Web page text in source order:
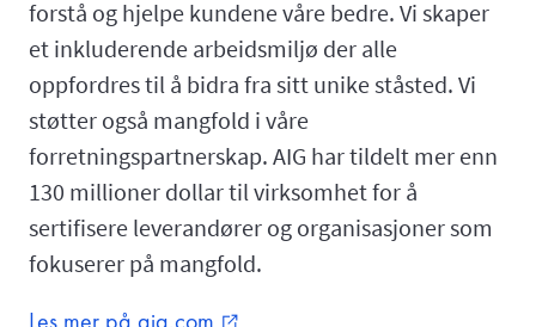
forstå og hjelpe kundene våre bedre. Vi skaper
et inkluderende arbeidsmiljø der alle
oppfordres til å bidra fra sitt unike ståsted. Vi
støtter også mangfold i våre
forretningspartnerskap. AIG har tildelt mer enn
130 millioner dollar til virksomhet for å
sertifisere leverandører og organisasjoner som
fokuserer på mangfold.
external_link